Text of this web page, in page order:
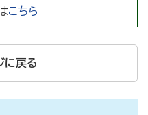
こちら
に戻る